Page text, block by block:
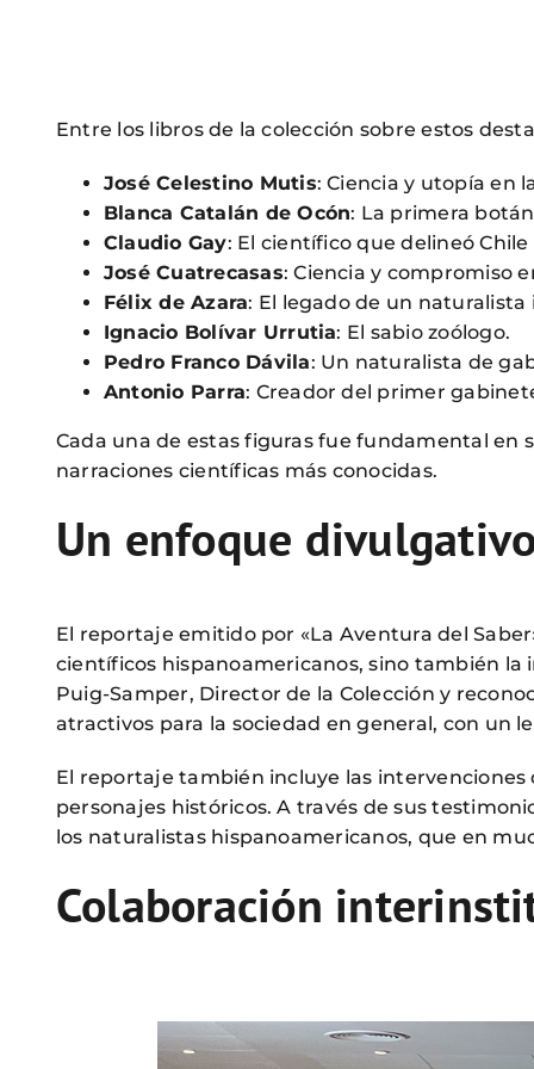
Entre los libros de la colección sobre estos
José Celestino Mutis: Ciencia y utopía en
Blanca Catalán de Ocón: La primera
Claudio Gay: El científico que delineó Chile
José Cuatrecasas: Ciencia y compromiso
Félix de Azara: El legado de un naturalista
Ignacio Bolívar Urrutia: El sabio zoólogo.
Pedro Franco Dávila: Un naturalista de
Antonio Parra: Creador del primer
Cada una de estas figuras fue fundamental en
narraciones científicas más conocidas.
Un enfoque
El reportaje emitido por «La Aventura del
científicos hispanoamericanos, sino también
Puig-Samper, Director de la Colección y
atractivos para la sociedad en general, con un
El reportaje también incluye las
personajes históricos. A través de sus
los naturalistas hispanoamericanos, que en
Colaboración